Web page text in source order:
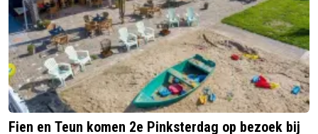
Fien en Teun komen 2e Pinksterdag op bezoek bij